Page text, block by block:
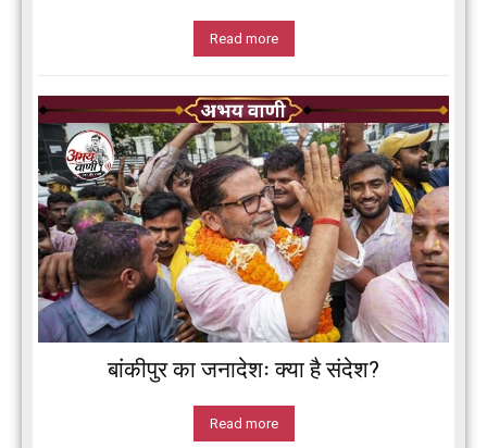
Read more
बांकीपुर का जनादेशः क्या है संदेश?
Read more